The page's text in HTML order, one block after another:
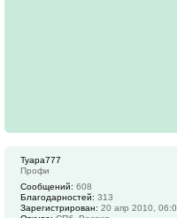
Tyapa777
Профи
Сообщений: 608
Благодарностей: 313
Зарегистрирован: 20 апр 2010,